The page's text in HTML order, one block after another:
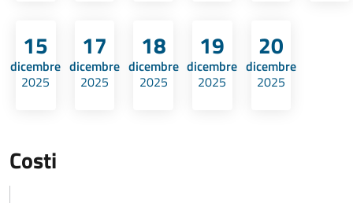
15
dicembre
2025
17
dicembre
2025
18
dicembre
2025
19
dicembre
2025
20
dicembre
2025
Costi